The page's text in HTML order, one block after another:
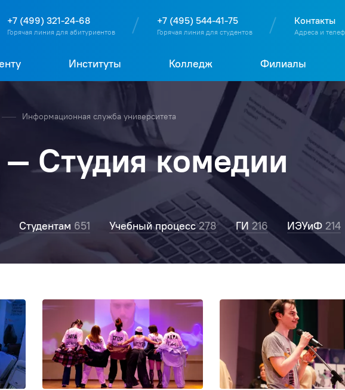
О Т
+7 (499) 321-24-68
Горячая линия для абитуриентов
+7 (495) 544-41-75
Горячая линия для студентов
Контакты
Адреса и
Институты Колледж Филиалы
Информационная служба университета
Студия комедии
Студентам 651 Учебный процесс 278 ГИ 216 ИЭУиФ 214